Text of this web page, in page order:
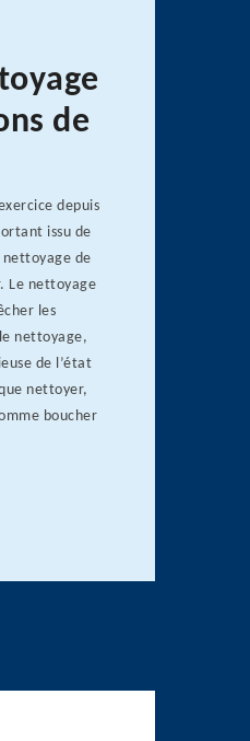
de
depuis
issu de
nettoyage de
Le nettoyage
les
nettoyage,
de l’état
nettoyer,
boucher